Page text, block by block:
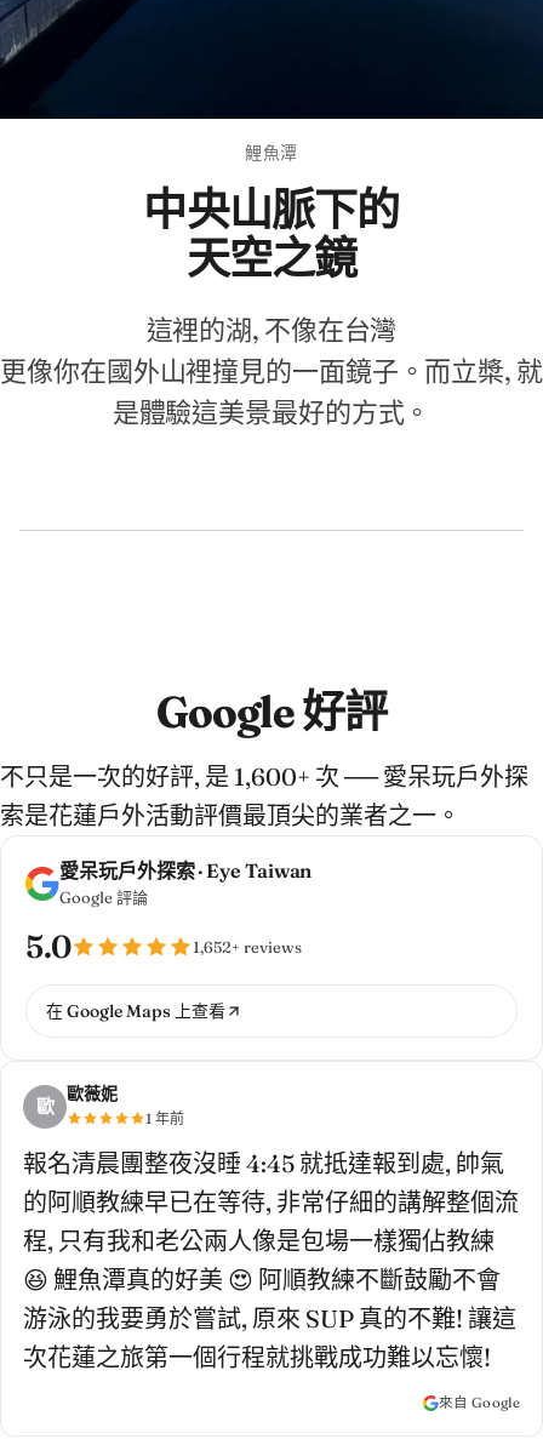
鯉魚潭
中央山脈下的
天空之鏡
這裡的湖, 不像在台灣
更像你在國外山裡撞見的一面鏡子。而立槳, 就
是體驗這美景最好的方式。
Google 好評
不只是一次的好評, 是 1,600+ 次 ── 愛呆玩戶外探
索是花蓮戶外活動評價最頂尖的業者之一。
愛呆玩戶外探索 · Eye Taiwan
Google 評論
5.0 1,652+ reviews
在 Google Maps 上查看
歐
歐薇妮
1 年前
報名清晨團整夜沒睡 4:45 就抵達報到處, 帥氣
的阿順教練早已在等待, 非常仔細的講解整個流
程, 只有我和老公兩人像是包場一樣獨佔教練
😆 鯉魚潭真的好美 😍 阿順教練不斷鼓勵不會
游泳的我要勇於嘗試, 原來 SUP 真的不難! 讓這
次花蓮之旅第一個行程就挑戰成功難以忘懷!
來自 Google